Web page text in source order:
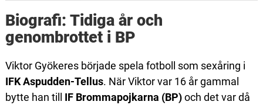
Biografi: Tidiga år och
genombrottet i BP
Viktor Gyökeres började spela fotboll som sexåring i
IFK Aspudden-Tellus. När Viktor var 16 år gammal
bytte han till IF Brommapojkarna (BP)och det var då